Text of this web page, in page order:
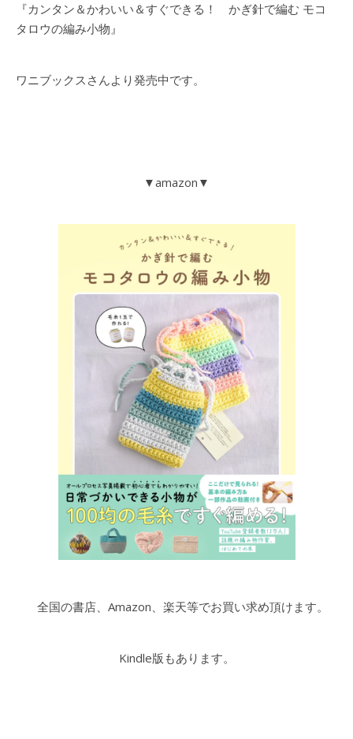
『カンタン＆かわいい＆すぐできる！ かぎ針で編む モコ
タロウの編み小物』
ワニブックスさんより発売中です。
▼amazon▼
全国の書店、Amazon、楽天等でお買い求め頂けます。
Kindle版もあります。